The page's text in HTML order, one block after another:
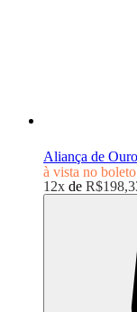
Aliança de
à vista no boleto
12x de